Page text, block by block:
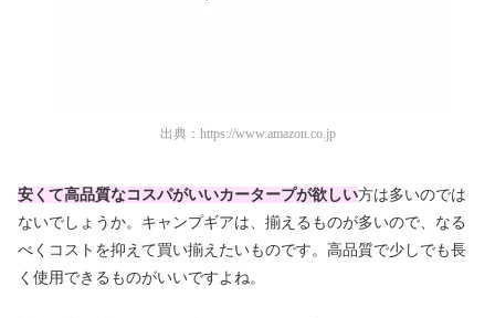
出典： https://www.amazon.co.jp
安くて高品質なコスパがいいカータープが欲しい方は多いのでは
ないでしょうか。キャンプギアは、揃えるものが多いので、なる
べくコストを抑えて買い揃えたいものです。高品質で少しでも長
く使用できるものがいいですよね。